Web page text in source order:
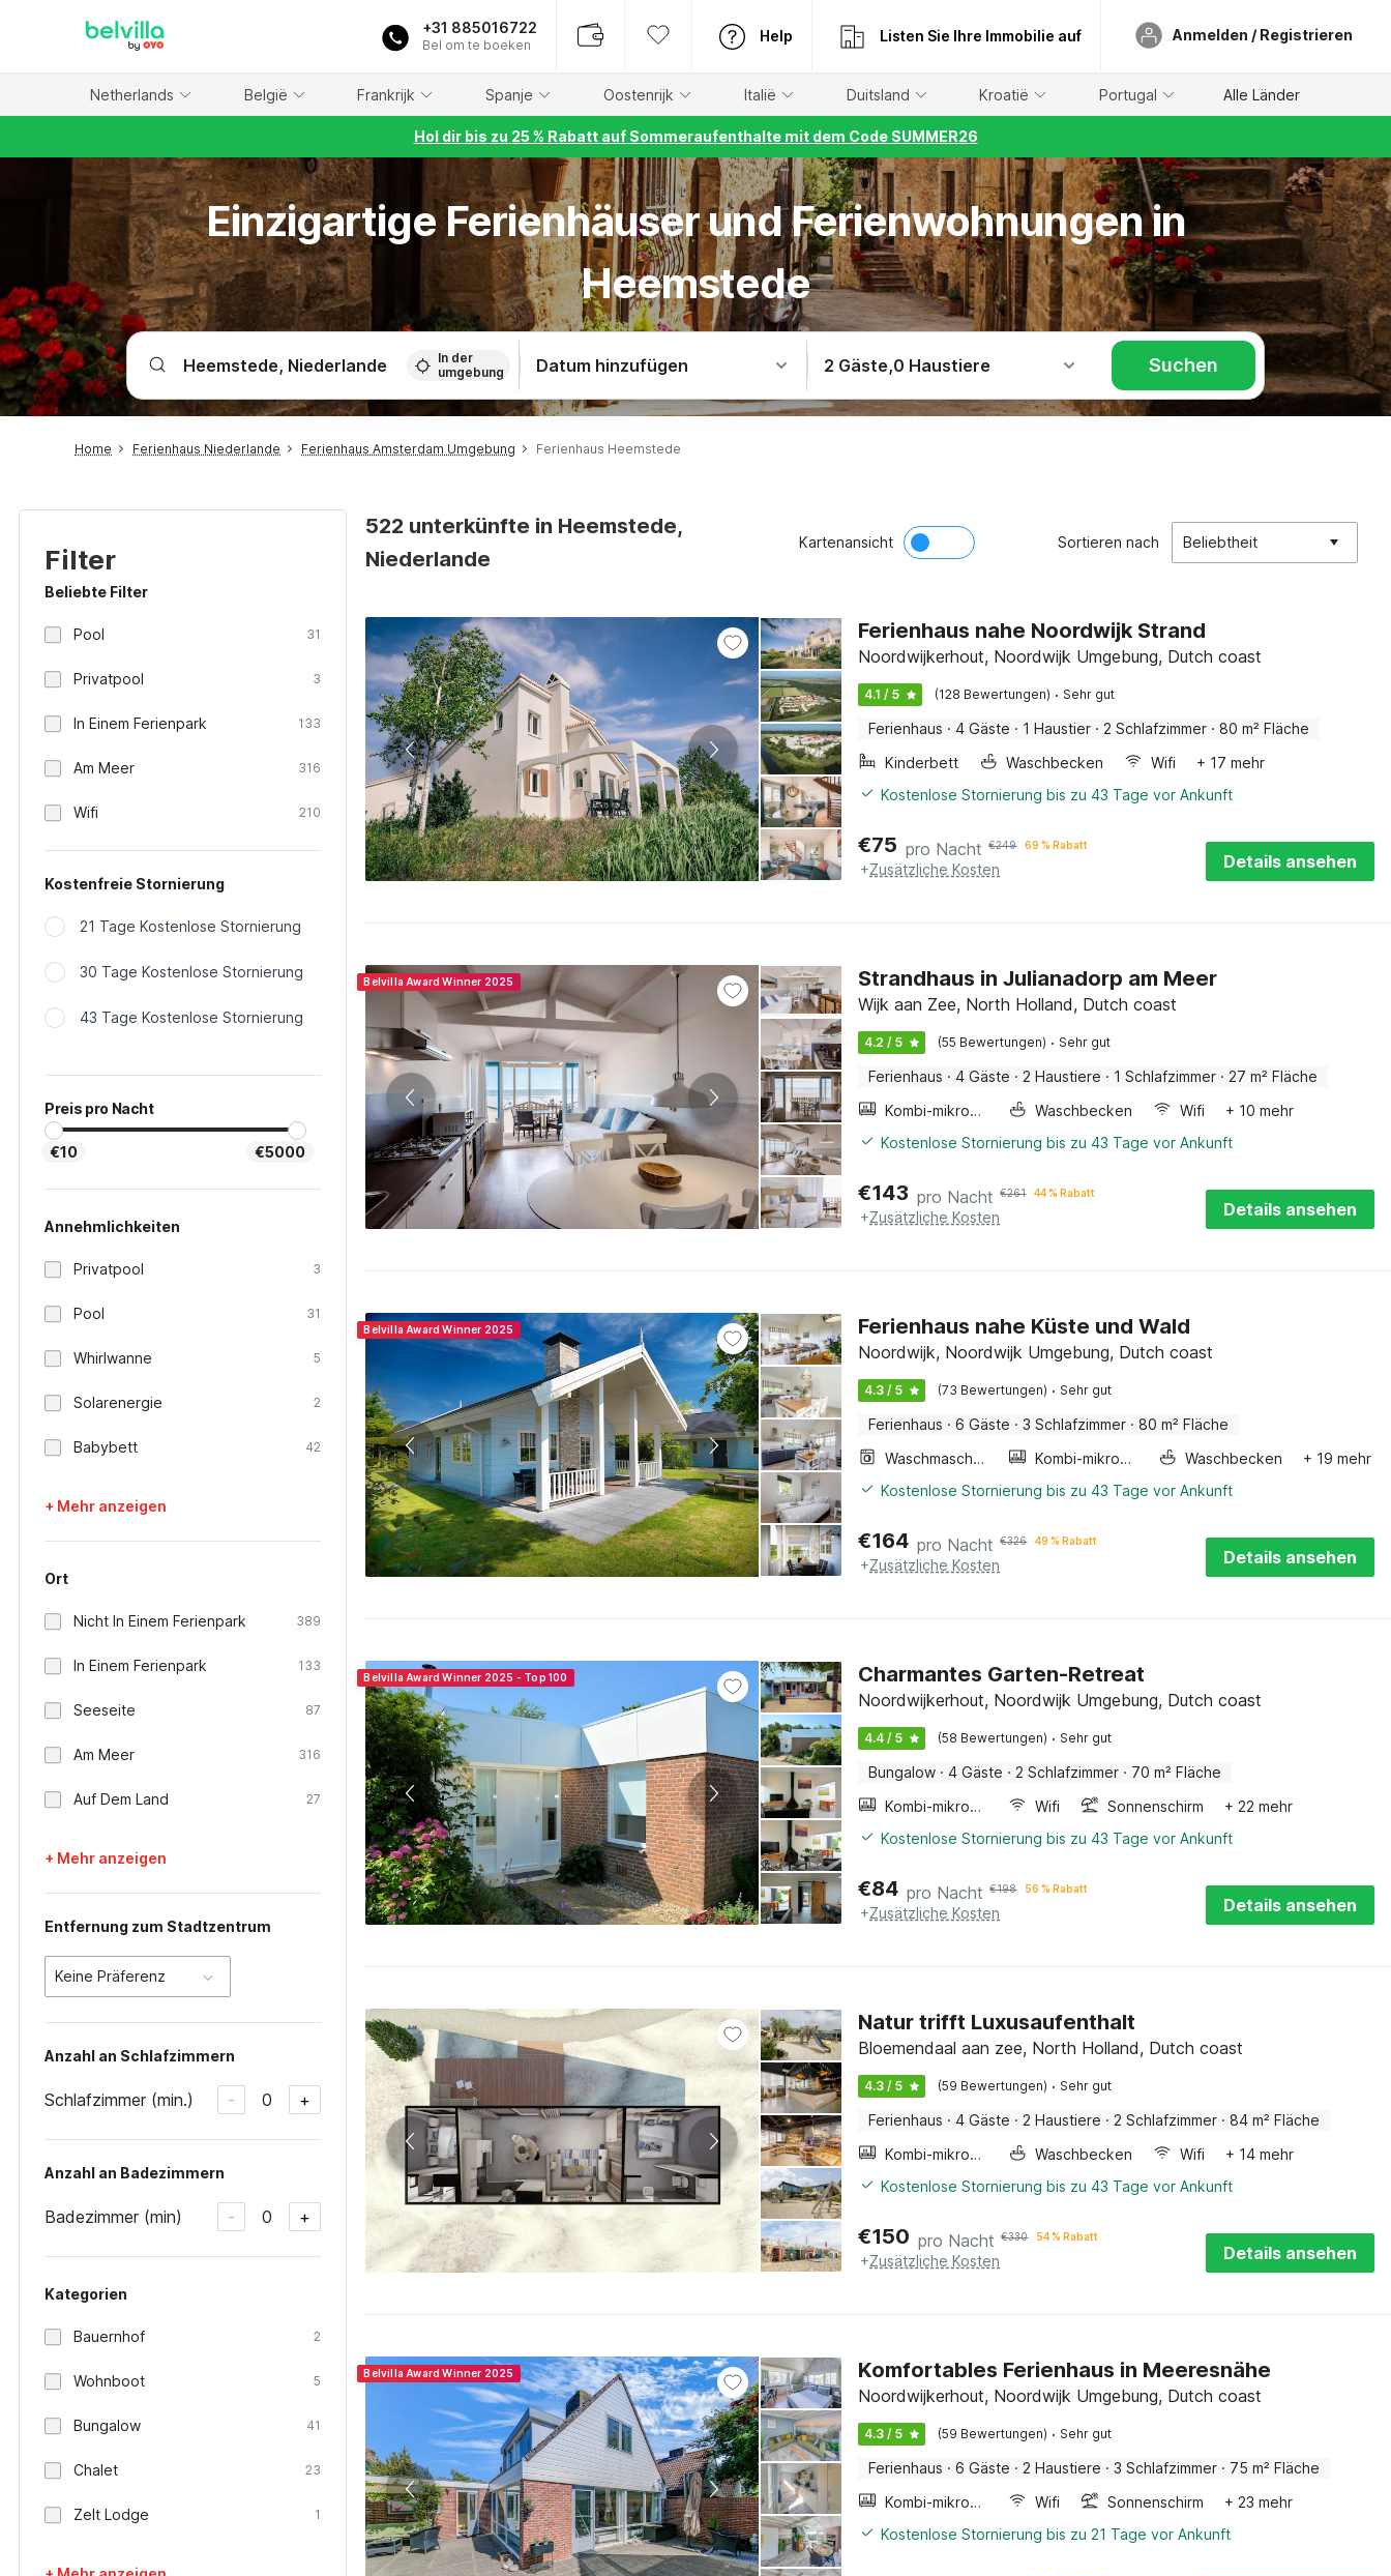
+31 885016722
Bel om te boeken
Help Listen Sie Ihre Immobilie auf Anmelden / Registrieren
Netherlands België Frankrijk Spanje Oostenrijk Italië Duitsland Kroatië Portugal Alle Länder
Hol dir bis zu 25 % Rabatt auf Sommeraufenthalte mit dem Code SUMMER26
Einzigartige Ferienhäuser und Ferienwohnungen in
Heemstede
In der
umgebung
Datum hinzufügen 2 Gäste,0 Haustiere Suchen
Home Ferienhaus Niederlande Ferienhaus Amsterdam Umgebung Ferienhaus Heemstede
Filter
Beliebte Filter
Pool 31
Privatpool 3
In Einem Ferienpark 133
Am Meer 316
Wifi 210
Kostenfreie Stornierung
21 Tage Kostenlose Stornierung
30 Tage Kostenlose Stornierung
43 Tage Kostenlose Stornierung
Preis pro Nacht
€10 €5000
Annehmlichkeiten
Privatpool 3
Pool 31
Whirlwanne 5
Solarenergie 2
Babybett 42
+ Mehr anzeigen
Ort
Nicht In Einem Ferienpark 389
In Einem Ferienpark 133
Seeseite 87
Am Meer 316
Auf Dem Land 27
+ Mehr anzeigen
Entfernung zum Stadtzentrum
Keine Präferenz
Anzahl an Schlafzimmern
Schlafzimmer (min.) - 0 +
Anzahl an Badezimmern
Badezimmer (min) - 0 +
Kategorien
Bauernhof 2
Wohnboot 5
Bungalow 41
Chalet 23
Zelt Lodge 1
522 unterkünfte in Heemstede,
Niederlande
Kartenansicht Sortieren nach Beliebtheit
Ferienhaus nahe Noordwijk Strand
Noordwijkerhout, Noordwijk Umgebung, Dutch coast
4.1 / 5 (128 Bewertungen) · Sehr gut
Ferienhaus · 4 Gäste · 1 Haustier · 2 Schlafzimmer · 80 m² Fläche
Kinderbett
Waschbecken Wifi
+ 17 mehr
Kostenlose Stornierung bis zu 43 Tage vor Ankunft
€75 pro Nacht €249 69 % Rabatt
+Zusätzliche Kosten Details ansehen
Belvilla Award Winner 2025 Strandhaus in Julianadorp am Meer
Wijk aan Zee, North Holland, Dutch coast
4.2 / 5 (55 Bewertungen) · Sehr gut
Ferienhaus · 4 Gäste · 2 Haustiere · 1 Schlafzimmer · 27 m² Fläche
Kombi-mikrowelle
Waschbecken Wifi
+ 10 mehr
Kostenlose Stornierung bis zu 43 Tage vor Ankunft
€143 pro Nacht €261 44 % Rabatt
+Zusätzliche Kosten Details ansehen
Belvilla Award Winner 2025 Ferienhaus nahe Küste und Wald
Noordwijk, Noordwijk Umgebung, Dutch coast
4.3 / 5 (73 Bewertungen) · Sehr gut
Ferienhaus · 6 Gäste · 3 Schlafzimmer · 80 m² Fläche
Waschmaschine
Kombi-mikrowelle Waschbecken
+ 19 mehr
Kostenlose Stornierung bis zu 43 Tage vor Ankunft
€164 pro Nacht €326 49 % Rabatt
+Zusätzliche Kosten Details ansehen
Belvilla Award Winner 2025 - Top 100 Charmantes Garten-Retreat
Noordwijkerhout, Noordwijk Umgebung, Dutch coast
4.4 / 5 (58 Bewertungen) · Sehr gut
Bungalow · 4 Gäste · 2 Schlafzimmer · 70 m² Fläche
Kombi-mikrowelle
Wifi Sonnenschirm
+ 22 mehr
Kostenlose Stornierung bis zu 43 Tage vor Ankunft
€84 pro Nacht €198 56 % Rabatt
+Zusätzliche Kosten Details ansehen
Natur trifft Luxusaufenthalt
Bloemendaal aan zee, North Holland, Dutch coast
4.3 / 5 (59 Bewertungen) · Sehr gut
Ferienhaus · 4 Gäste · 2 Haustiere · 2 Schlafzimmer · 84 m² Fläche
Kombi-mikrowelle
Waschbecken Wifi
+ 14 mehr
Kostenlose Stornierung bis zu 43 Tage vor Ankunft
€150 pro Nacht €330 54 % Rabatt
+Zusätzliche Kosten Details ansehen
Belvilla Award Winner 2025 Komfortables Ferienhaus in Meeresnähe
Noordwijkerhout, Noordwijk Umgebung, Dutch coast
4.3 / 5 (59 Bewertungen) · Sehr gut
Ferienhaus · 6 Gäste · 2 Haustiere · 3 Schlafzimmer · 75 m² Fläche
Kombi-mikrowelle
Wifi Sonnenschirm
+ 23 mehr
Kostenlose Stornierung bis zu 21 Tage vor Ankunft